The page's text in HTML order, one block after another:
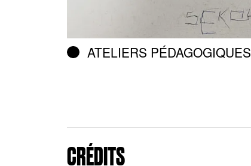
ATELIERS PÉDAGOGIQUES
CRÉDITS